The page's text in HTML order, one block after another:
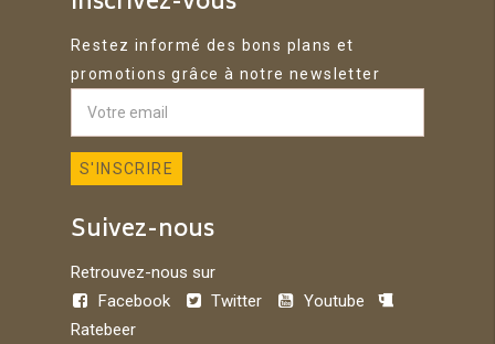
Restez informé des bons plans et
promotions grâce à notre newsletter
Suivez-nous
Retrouvez-nous sur
Facebook
Twitter
Youtube
Ratebeer